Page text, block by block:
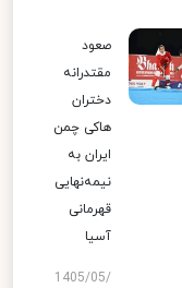
صعود
مقتدرانه
دختران
هاکی چمن
ایران به
نیمه‌نهایی
قهرمانی
آسیا
1405/05/